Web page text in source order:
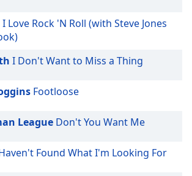
I Love Rock 'N Roll (with Steve Jones
I Don't Want to Miss a Thing
Footloose
League Don't You Want Me
Found What I'm Looking For